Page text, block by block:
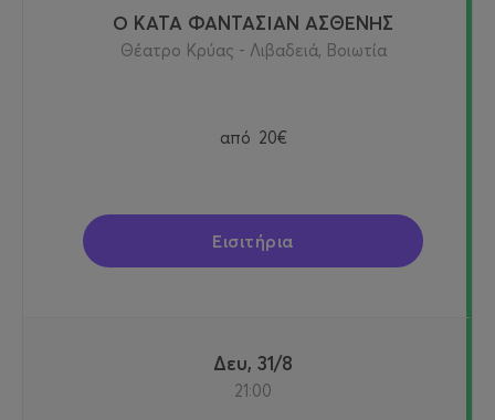
Ο ΚΑΤΑ ΦΑΝΤΑΣΙΑΝ ΑΣΘΕΝΗΣ
Θέατρο Κρύας - Λιβαδειά, Βοιωτία
από 20€
Εισιτήρια
Δευ, 31/8
21:00